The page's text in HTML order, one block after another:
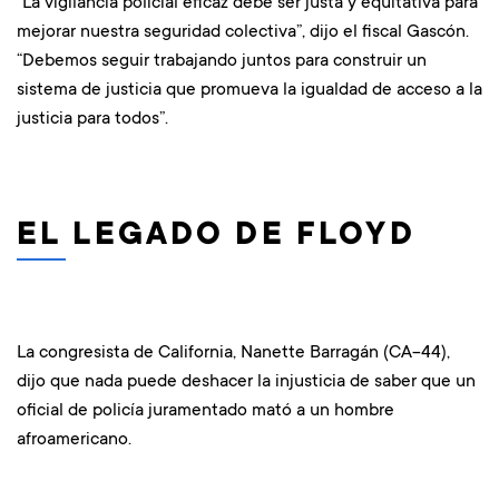
mejorar nuestra seguridad colectiva”, dijo el fiscal Gascón.
“Debemos seguir trabajando juntos para construir un
sistema de justicia que promueva la igualdad de acceso a la
justicia para todos”.
EL LEGADO DE FLOYD
La congresista de California, Nanette Barragán (CA-44),
dijo que nada puede deshacer la injusticia de saber que un
oficial de policía juramentado mató a un hombre
afroamericano.